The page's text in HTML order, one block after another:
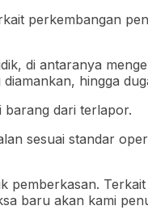
perkembangan
di antaranya
hingga
barang dari terlapor.
sesuai standar
pemberkasan.
baru akan kami